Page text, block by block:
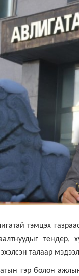
тэмцэх
тендер,
талаар
гэр болон